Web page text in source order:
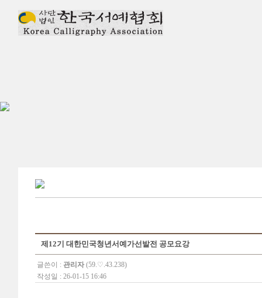
제12기 대한민국청년서예가선발전 공모요강
글쓴이 : 관리자 (59.♡.43.238)
작성일 : 26-01-15 16:46